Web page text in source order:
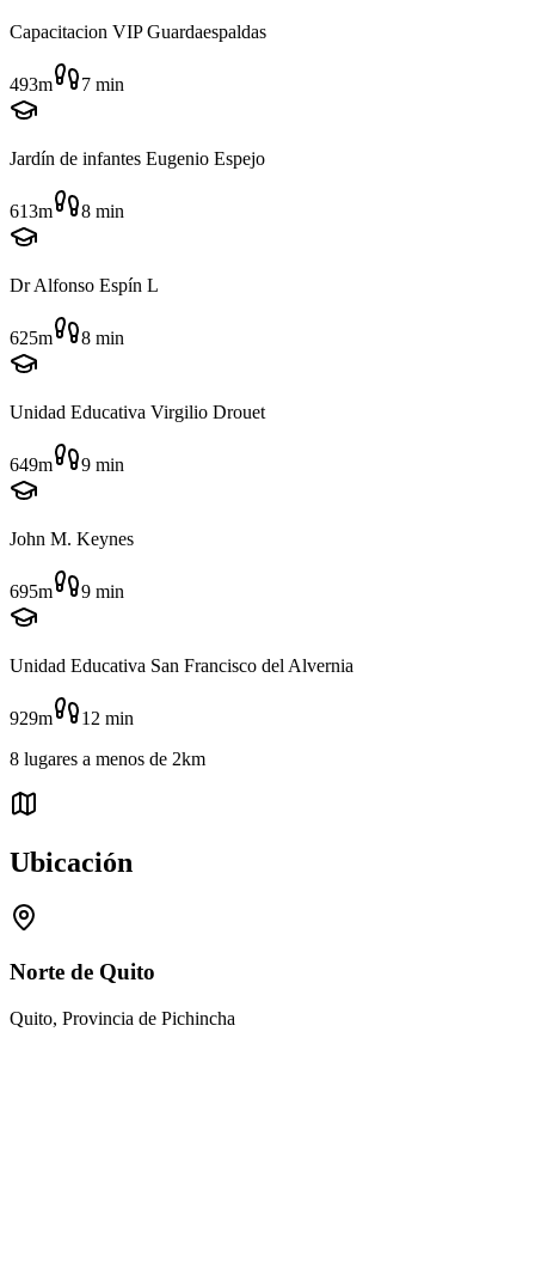
Capacitacion VIP Guardaespaldas
493m 7 min
Jardín de infantes Eugenio Espejo
613m 8 min
Dr Alfonso Espín L
625m 8 min
Unidad Educativa Virgilio Drouet
649m 9 min
John M. Keynes
695m 9 min
Unidad Educativa San Francisco del Alvernia
929m 12 min
8 lugares a menos de 2km
Ubicación
Norte de Quito
Quito, Provincia de Pichincha